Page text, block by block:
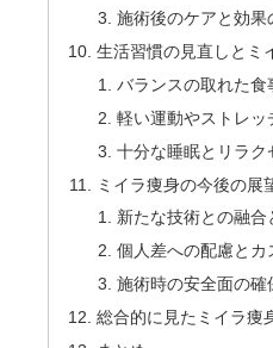
施術後のケアと効果
生活習慣の見直しとミ
バランスの取れた食
軽い運動やストレッ
十分な睡眠とリラ
ミイラ痩身の今後の展
新たな技術との融合
個人差への配慮とカ
施術時の安全面の確
総合的に見たミイラ痩